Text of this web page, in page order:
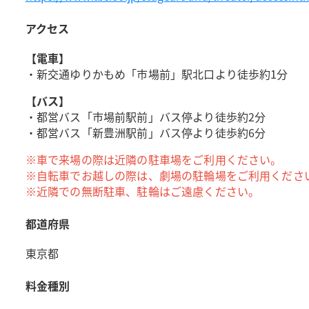
アクセス
【電車】
・新交通ゆりかもめ「市場前」駅北口より徒歩約1分
【バス】
・都営バス「市場前駅前」バス停より徒歩約2分
・都営バス「新豊洲駅前」バス停より徒歩約6分
※車で来場の際は近隣の駐車場をご利用ください。
※自転車でお越しの際は、劇場の駐輪場をご利用くださ
※近隣での無断駐車、駐輪はご遠慮ください。
都道府県
東京都
料金種別